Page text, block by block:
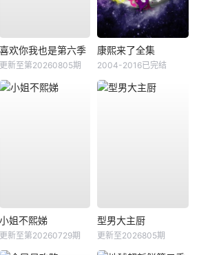
喜欢你我也是第六季
更新至第20260805期
康熙来了全集
2004-2016已完结
小姐不熙娣
更新至第20260729期
型男大主厨
更新至2026805期